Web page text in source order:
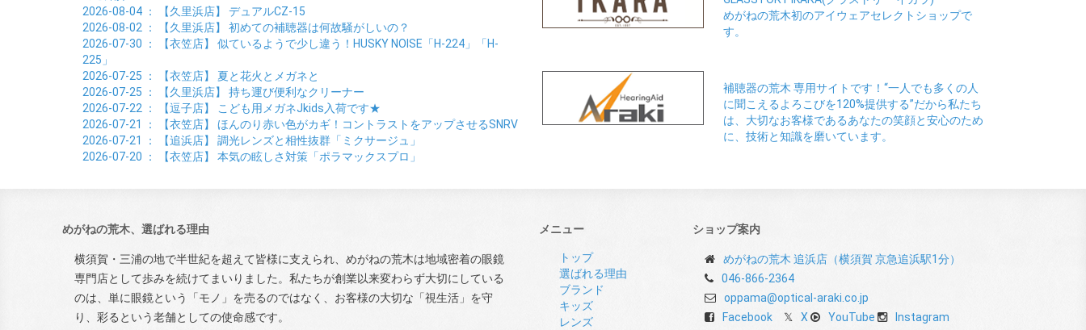
2026-08-04 ： 【久里浜店】 デュアルCZ-15
2026-08-02 ： 【久里浜店】 初めての補聴器は何故騒がしいの？
2026-07-30 ： 【衣笠店】 似ているようで少し違う！HUSKY NOISE「H-224」「H-
225」
2026-07-25 ： 【衣笠店】 夏と花火とメガネと
2026-07-25 ： 【久里浜店】 持ち運び便利なクリーナー
2026-07-22 ： 【逗子店】
こども用メガネJkids入荷です★
2026-07-21
： 【衣笠店】 ほんのり赤い色がカギ！コントラストをアップさせるSNRV
2026-07-21
： 【追浜店】 調光レンズと相性抜群「ミクサージュ」
2026-07-20 ： 【衣笠店】 本気の眩しさ対策「ポラマックスプロ」
めがねの荒木初のアイウェアセレクトショップで
す。
補聴器の荒木 専用サイトです！“一人でも多くの人
に聞こえるよろこびを120%提供する”だから私たち
は、大切なお客様であるあなたの笑顔と安心のため
に、技術と知識を磨いています。
めがねの荒木、選ばれる理由
横須賀・三浦の地で半世紀を超えて皆様に支えられ、めがねの荒木は地域密着の眼鏡
専門店として歩みを続けてまいりました。私たちが創業以来変わらず大切にしている
のは、単に眼鏡という「モノ」を売るのではなく、お客様の大切な「視生活」を守
り、彩るという老舗としての使命感です。
メニュー
トップ
選ばれる理由
ブランド
キッズ
レンズ
ショップ案内
めがねの荒木 追浜店（横須賀 京急追浜駅1分）
046-866-2364
oppama@optical-araki.co.jp
Facebook
X YouTube Instagram